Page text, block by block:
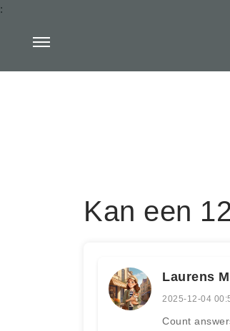
:
Kan een
Laurens
2025-12-04
Count